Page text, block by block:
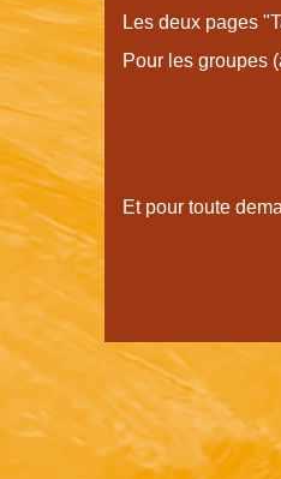
Les deux pages
Pour les groupes
Et pour toute